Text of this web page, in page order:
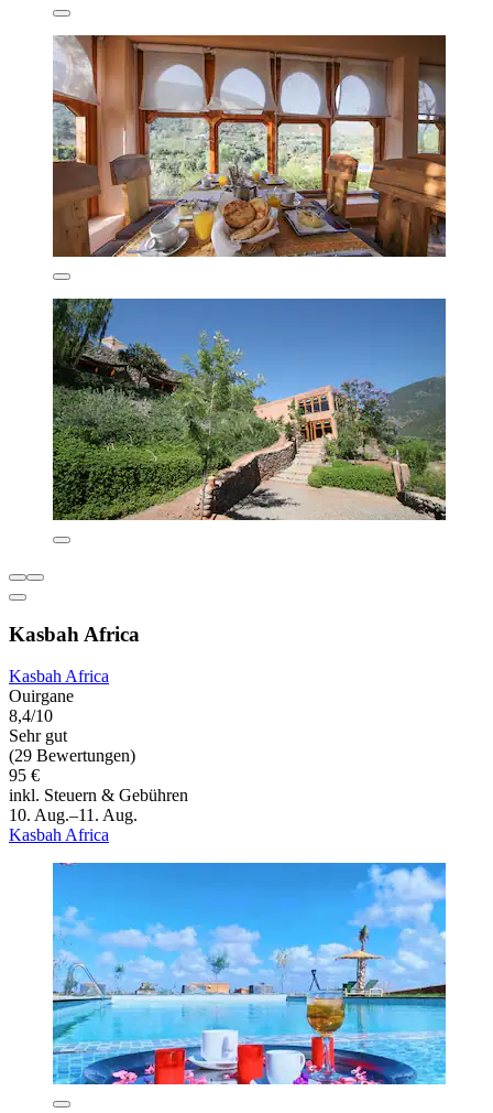
Kasbah Africa
Kasbah Africa
Ouirgane
8,4/10
Sehr gut
(29 Bewertungen)
95 €
inkl. Steuern & Gebühren
10. Aug.–11. Aug.
Kasbah Africa